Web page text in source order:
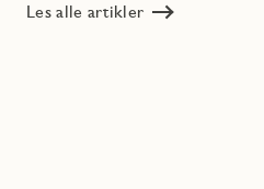
Les alle artikler